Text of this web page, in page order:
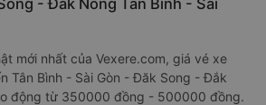
- Đắk Nông Tân Bình - Sài
mới nhất của Vexere.com, giá vé xe
Tân Bình - Sài Gòn - Đăk Song - Đắk
động từ 350000 đồng - 500000 đồng.